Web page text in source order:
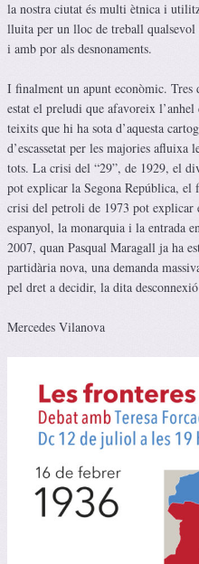
la nostra ciutat és multi ètnica i
lluita per un lloc de treball qualsevol
i amb por als desnonaments.
I finalment un apunt econòmic. Tres
estat el preludi que afavoreix
teixits que hi ha sota d’aquesta
d’escassetat per les majories afluixa
tots. La crisi del “29”, de 1929, el
pot explicar la Segona República,
crisi del petroli de 1973 pot explicar
espanyol, la monarquia i la entrada
2007, quan Pasqual Maragall ja ha
partidària nova, una demanda
pel dret a decidir, la dita
Mercedes Vilanova